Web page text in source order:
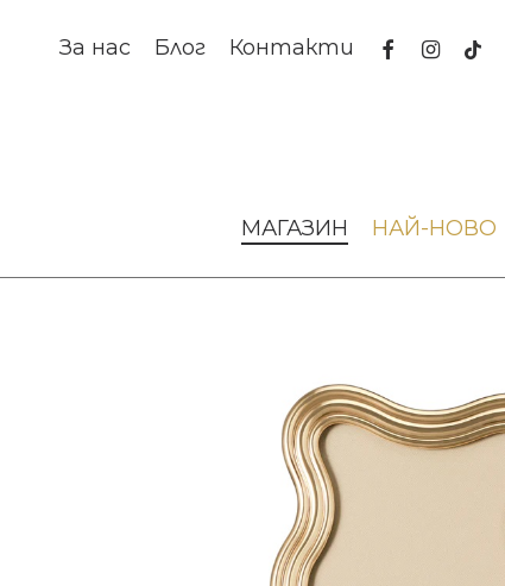
За нас Блог Контакти facebookinstagram
tiktok
МАГАЗИН НАЙ-НОВО